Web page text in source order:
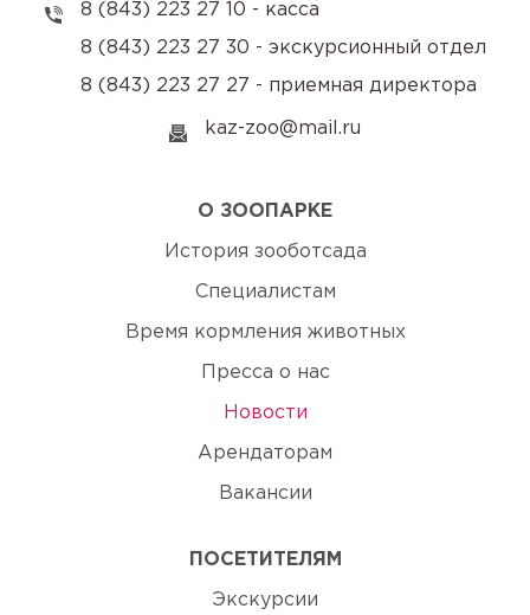
О ЗООПАРКЕ
История зооботсада
Специалистам
Время кормления животных
Пресса о нас
Новости
Арендаторам
Вакансии
ПОСЕТИТЕЛЯМ
Экскурсии
8 (843) 223 27 10 - касса
8 (843) 223 27 30 - экскурсионный отдел
8 (843) 223 27 27 - приемная директора
kaz-zoo@mail.ru